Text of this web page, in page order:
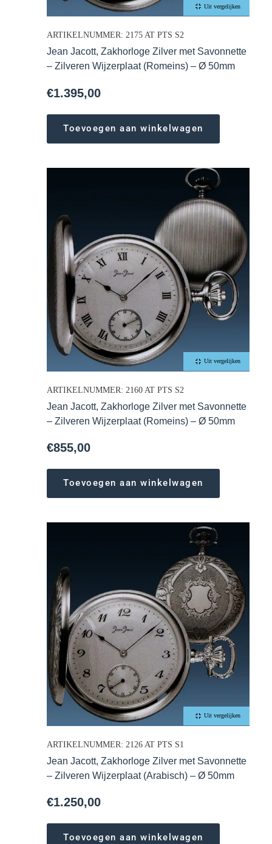
Uit vergelijken
ARTIKELNUMMER: 2175 AT PTS S2
Jean Jacott, Zakhorloge Zilver met Savonnette
– Zilveren Wijzerplaat (Romeins) – Ø 50mm
€1.395,00
Toevoegen aan winkelwagen
Uit vergelijken
ARTIKELNUMMER: 2160 AT PTS S2
Jean Jacott, Zakhorloge Zilver met Savonnette
– Zilveren Wijzerplaat (Romeins) – Ø 50mm
€855,00
Toevoegen aan winkelwagen
Uit vergelijken
ARTIKELNUMMER: 2126 AT PTS S1
Jean Jacott, Zakhorloge Zilver met Savonnette
– Zilveren Wijzerplaat (Arabisch) – Ø 50mm
€1.250,00
Toevoegen aan winkelwagen